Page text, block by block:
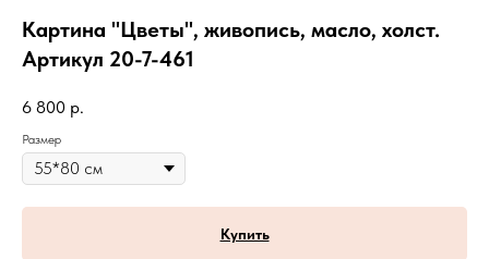
Картина "Цветы", живопись, масло, холст.
Артикул 20-7-461
6 800 р.
Размер
Купить